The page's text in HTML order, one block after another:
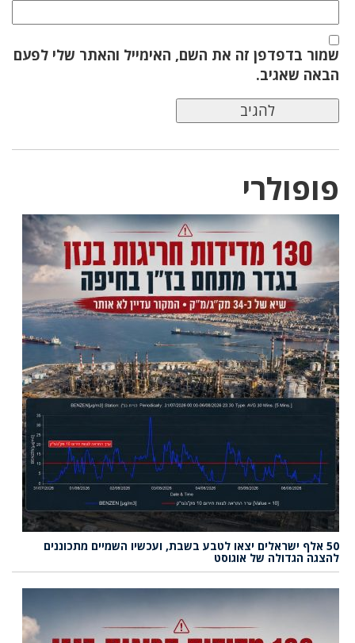
שמור בדפדפן זה את השם, האימייל והאתר שלי לפעם
הבאה שאגיב.
פופולרי
50 אלף ישראלים יצאו לטבע בשבת, ועכשיו השמיים מתכוננים
להצגה הגדולה של אוגוסט